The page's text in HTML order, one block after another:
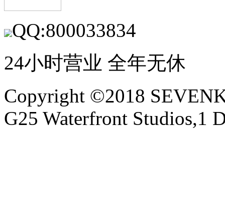
QQ:800033834
24小时营业 全年无休
Copyright ©2018
G25 Waterfront Studios,1